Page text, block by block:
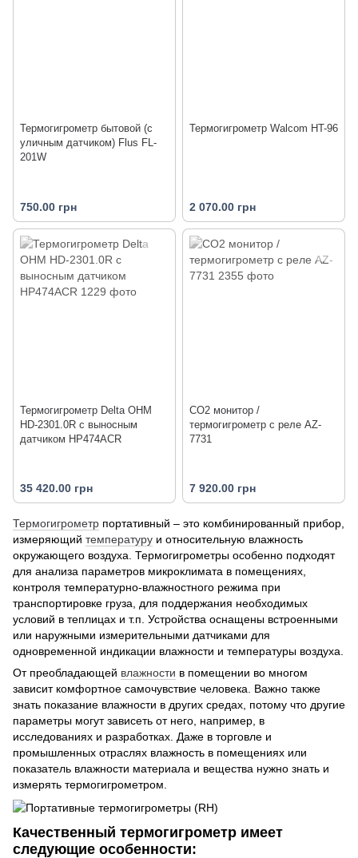
Термогигрометр бытовой (с
уличным датчиком) Flus FL-
201W
750.00 грн
Термогигрометр Walcom HT-96
2 070.00 грн
Термогигрометр Delta OHM
HD-2301.0R с выносным
датчиком HP474ACR
35 420.00 грн
CO2 монитор /
термогигрометр с реле AZ-
7731
7 920.00 грн
Термогигрометр портативный – это комбинированный прибор,
измеряющий температуру и относительную влажность
окружающего воздуха. Термогигрометры особенно подходят
для анализа параметров микроклимата в помещениях,
контроля температурно-влажностного режима при
транспортировке груза, для поддержания необходимых
условий в теплицах и т.п. Устройства оснащены встроенными
или наружными измерительными датчиками для
одновременной индикации влажности и температуры воздуха.
От преобладающей влажности в помещении во многом
зависит комфортное самочувствие человека. Важно также
знать показание влажности в других средах, потому что другие
параметры могут зависеть от него, например, в
исследованиях и разработках. Даже в торговле и
промышленных отраслях влажность в помещениях или
показатель влажности материала и вещества нужно знать и
измерять термогигрометром.
Качественный термогигрометр имеет
следующие особенности: